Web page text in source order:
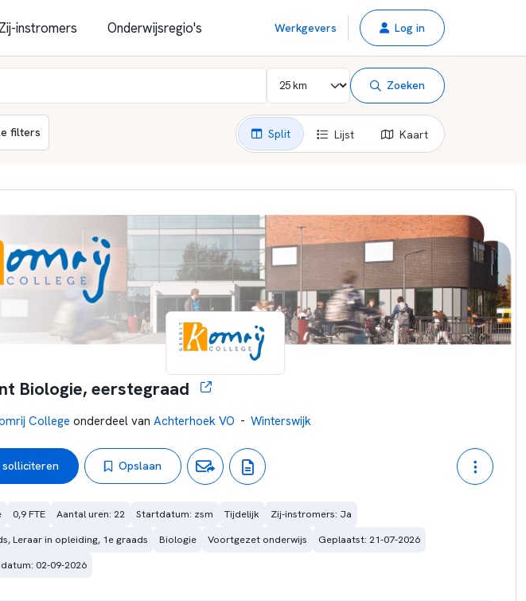
Zij-instromers Onderwijsregio's Werkgevers Log in
Zoeken
filters Split Lijst Kaart
Biologie, eerstegraad
College onderdeel van Achterhoek VO - Winterswijk
solliciteren Opslaan
0,9 FTE Aantal uren: 22 Startdatum: zsm Tijdelijk
Zij-instromers: Ja
Leraar in opleiding, 1e graads
Biologie Voortgezet onderwijs
Geplaatst: 21-07-2026
02-09-2026